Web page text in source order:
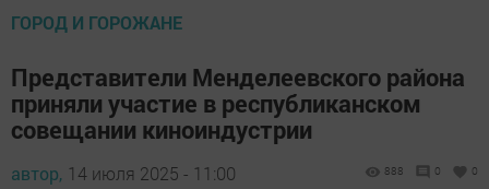
ГОРОД И ГОРОЖАНЕ
Представители Менделеевского района
приняли участие в республиканском
совещании киноиндустрии
автор, 14 июля 2025 - 11:00 888 0 0